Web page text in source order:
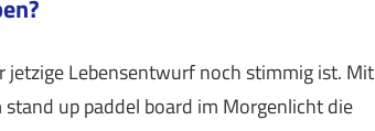
jetzige Lebensentwurf noch stimmig ist. Mit
up paddel board im Morgenlicht die